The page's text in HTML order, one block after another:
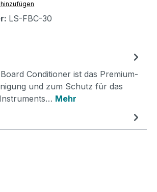
LS-FBC-30
Conditioner ist das Premium-
und zum Schutz für das
Mehr